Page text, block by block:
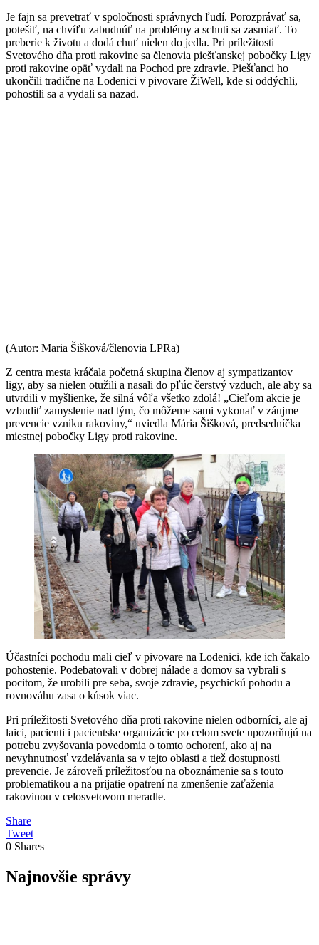
Je fajn sa prevetrať v spoločnosti správnych ľudí. Porozprávať sa,
potešiť, na chvíľu zabudnúť na problémy a schuti sa zasmiať. To
preberie k životu a dodá chuť nielen do jedla. Pri príležitosti
Svetového dňa proti rakovine sa členovia piešťanskej pobočky Ligy
proti rakovine opäť vydali na Pochod pre zdravie. Piešťanci ho
ukončili tradične na Lodenici v pivovare ŽiWell, kde si oddýchli,
pohostili sa a vydali sa nazad.
(Autor: Maria Šišková/členovia LPRa)
Z centra mesta kráčala početná skupina členov aj sympatizantov
ligy, aby sa nielen otužili a nasali do pľúc čerstvý vzduch, ale aby sa
utvrdili v myšlienke, že silná vôľa všetko zdolá! „Cieľom akcie je
vzbudiť zamyslenie nad tým, čo môžeme sami vykonať v záujme
prevencie vzniku rakoviny,“ uviedla Mária Šišková, predsedníčka
miestnej pobočky Ligy proti rakovine.
Účastníci pochodu mali cieľ v pivovare na Lodenici, kde ich čakalo
pohostenie. Podebatovali v dobrej nálade a domov sa vybrali s
pocitom, že urobili pre seba, svoje zdravie, psychickú pohodu a
rovnováhu zasa o kúsok viac.
Pri príležitosti Svetového dňa proti rakovine nielen odborníci, ale aj
laici, pacienti i pacientske organizácie po celom svete upozorňujú na
potrebu zvyšovania povedomia o tomto ochorení, ako aj na
nevyhnutnosť vzdelávania sa v tejto oblasti a tiež dostupnosti
prevencie. Je zároveň príležitosťou na oboznámenie sa s touto
problematikou a na prijatie opatrení na zmenšenie zaťaženia
rakovinou v celosvetovom meradle.
Share
Tweet
0 Shares
Najnovšie správy